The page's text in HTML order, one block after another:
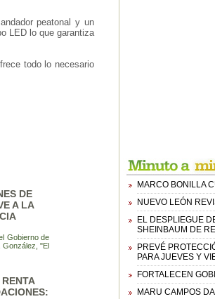
peatonal y un
LED lo que garantiza
todo lo necesario
DE
A LA
Gobierno de
González, "El
MARCO BONILLA
NUEVO LEÓN
EL DESPLIEGUE
SHEINBAUM DE
PREVÉ
PARA JUEVES Y
FORTALECEN
MARU CAMPOS